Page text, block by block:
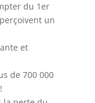
du 1er
un
et
de 700 000